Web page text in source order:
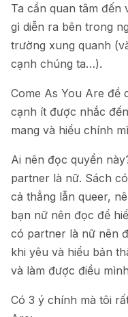
Ta cần quan tâm đến
gì diễn ra bên trong
trường xung quanh
cạnh chúng ta…).
Come As You Are đề
cạnh ít được nhắc
mang và hiểu chính
Ai nên đọc quyển
partner là nữ. Sách
cả thẳng lẫn queer,
bạn nữ nên đọc để
có partner là nữ nên
khi yêu và hiểu bản
và làm được điều
Có 3 ý chính mà tôi